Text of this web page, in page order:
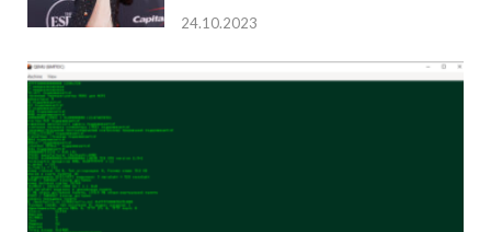
24.10.2023